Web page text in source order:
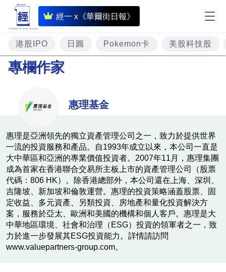
經一 x《華爾街日報》
即
時
財
經
樓
市
理
財
商
業
港股IPO 日圓 Pokemon卡 美股科技股
專欄作家
惠理基金
惠理是亞洲領先的獨立資產管理公司之一，致力於提供世界
一流的投資服務和產品。自1993年成立以來，本公司一直是
大中華區和亞洲的專業價值投資者。2007年11月，惠理集團
成為首家在香港聯合交易所主板上市的資產管理公司（股票
代碼：806 HK）。除香港總部外，本公司還在上海、深圳、
吉隆坡、新加坡和倫敦運營。惠理的投資策略涵蓋股票、固
定收益、多元資產、另類投資、房地產和量化投資解決方
案，服務於亞太、歐洲和美國的機構和個人客戶。惠理是大
中華地區環境、社會和治理（ESG）投資的領軍者之一，致
力於進一步發展其ESG投資能力。詳情請訪問
www.valuepartners-group.com。